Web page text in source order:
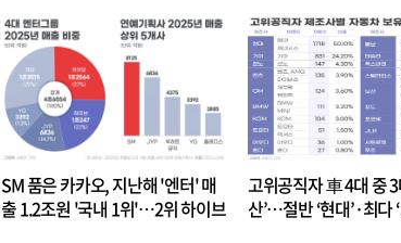
SM 품은 카카오, 지난해 '엔터' 매
출 1.2조원 '국내 1위'…2위 하이브
고위공직자 車 4대 중 3
산’…절반 ‘현대’·최다